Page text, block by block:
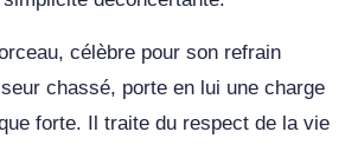
célèbre pour son refrain
chassé, porte en lui une charge
forte. Il traite du respect de la vie